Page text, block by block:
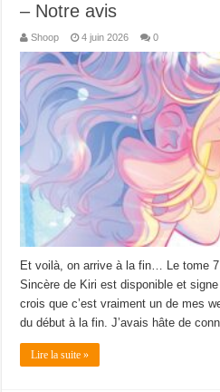
– Notre avis
Shoop 4 juin 2026 0
Et voilà, on arrive à la fin… Le tome
Sincère de Kiri est disponible et
crois que c’est vraiment un de mes
du début à la fin. J’avais hâte de
Lire la suite »